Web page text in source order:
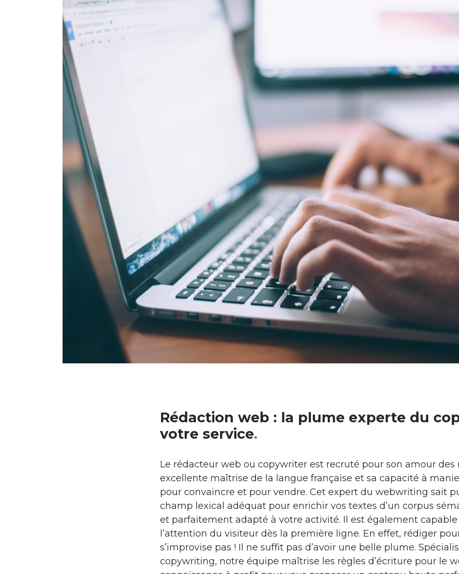
Rédaction web : la plume experte du
votre service.
Le rédacteur web ou copywriter est recruté pour son amour des
excellente maîtrise de la langue française et sa capacité à
pour convaincre et pour vendre. Cet expert du webwriting sait
champ lexical adéquat pour enrichir vos textes d’un corpus
et parfaitement adapté à votre activité. Il est également
l’attention du visiteur dès la première ligne. En effet, rédiger
s’improvise pas ! Il ne suffit pas d’avoir une belle plume.
copywriting, notre équipe maîtrise les règles d’écriture pour le